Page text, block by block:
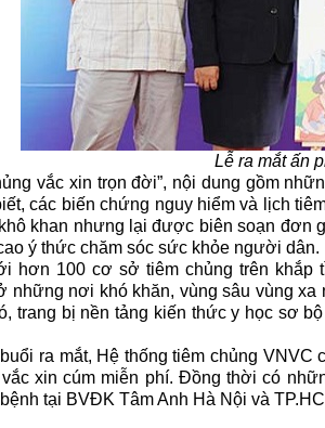
Lễ ra mắt ấn
vắc xin trọn đời”, nội dung gồm
các biến chứng nguy hiểm và lịch
khan nhưng lại được biên soạn đơn
ý thức chăm sóc sức khỏe người dân.
hơn 100 cơ sở tiêm chủng trên
những nơi khó khăn, vùng sâu vùng xa
trang bị nền tảng kiến thức y học sơ
ra mắt, Hệ thống tiêm chủng
xin cúm miễn phí. Đồng thời có
tại BVĐK Tâm Anh Hà Nội và